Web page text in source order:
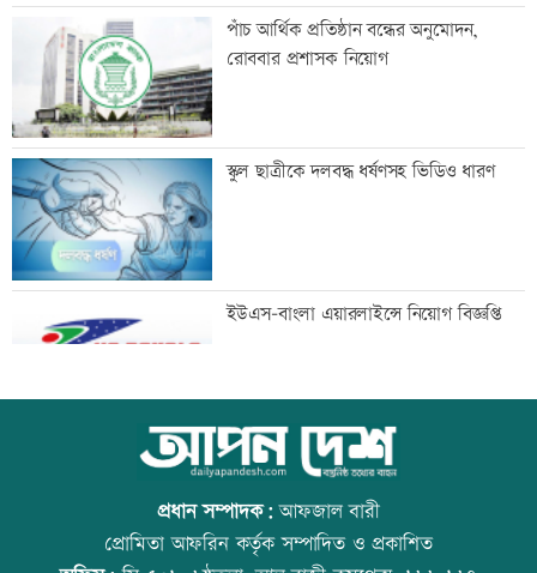
বেসরকারি গবেষণা সংস্থা সিপিডিতে চাকরির
সুযোগ
আলোচনা খুব ভালো হয়েছে, সবই ইতিবাচক:
ভারতের হাইকমিশনার
মানবিক বিভাগের অর্ধেকের বেশি শিক্ষার্থী
অকৃতকার্য
মেধার শতভাগ নিরপেক্ষ মূল্যায়ন নিশ্চিত করা
হয়েছে: মাহ্দী আমিন
পাঁচ আর্থিক প্রতিষ্ঠান বন্ধের অনুমোদন,
রোববার প্রশাসক নিয়োগ
স্কুল ছাত্রীকে দলবদ্ধ ধর্ষণসহ ভিডিও ধারণ
ইউএস-বাংলা এয়ারলাইন্সে নিয়োগ বিজ্ঞপ্তি
আজ স্বর্ণ-রুপা যে দামে বিক্রি হচ্ছে
প্রধান সম্পাদক:আফজাল বারী
প্রোমিতা আফরিন কর্তৃক সম্পাদিত ও প্রকাশিত